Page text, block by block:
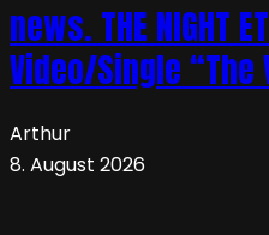
news. THE NIGHT
Video/Single “The
Arthur
8. August 2026